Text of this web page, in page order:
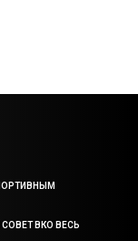
ВКО ВЕСЬ